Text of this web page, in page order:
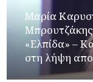
Μαρία
«Ελπίδα» –
στη λήψη